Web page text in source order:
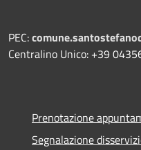
PEC:
Centralino Unico: +39
Prenotazione
Segnalazione